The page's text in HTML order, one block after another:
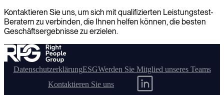
Kontaktieren Sie uns, um sich mit qualifizierten Leistungstest-
Beratern zu verbinden, die Ihnen helfen können, die besten
Geschäftsergebnisse zu erzielen.
DatenschutzerklärungESGWerden Sie Mitglied unseres Teams
Kontaktieren Sie uns